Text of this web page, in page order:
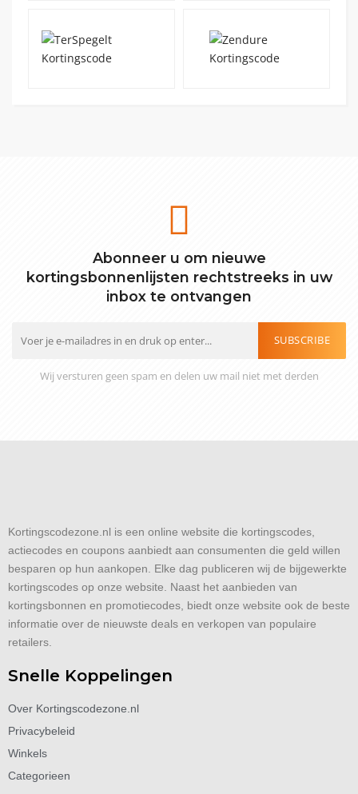
Abonneer u om nieuwe
kortingsbonnenlijsten rechtstreeks in uw
inbox te ontvangen
SUBSCRIBE
Wij versturen geen spam en delen uw mail niet met derden
Kortingscodezone.nl is een online website die kortingscodes,
actiecodes en coupons aanbiedt aan consumenten die geld willen
besparen op hun aankopen. Elke dag publiceren wij de bijgewerkte
kortingscodes op onze website. Naast het aanbieden van
kortingsbonnen en promotiecodes, biedt onze website ook de beste
informatie over de nieuwste deals en verkopen van populaire
retailers.
Snelle Koppelingen
Over Kortingscodezone.nl
Privacybeleid
Winkels
Categorieen